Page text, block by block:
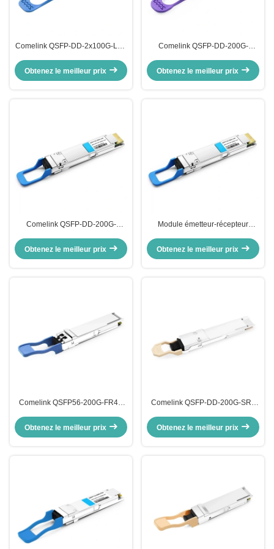
Comelink QSFP-DD-2x100G-LR4
LWDM4 10km Module émetteur-
récepteur optique duplex CS SMF
Obtenez le meilleur prix
Comelink QSFP-DD-200G-
CWDM4 10km Module émetteur-
récepteur optique SMF Dual CS
Obtenez le meilleur prix
Comelink QSFP-DD-200G-
CWDM4 2km CS SMF Module de
Obtenez le meilleur prix
Module émetteur-récepteur
200G-LR4 200G QSFP-DD LR4
PAM4 LWDM4 10km LC SMF
Obtenez le meilleur prix
Comelink QSFP56-200G-FR4S
CWDM4 2km LC SMF FEC
Module de récepteur optique
Obtenez le meilleur prix
Comelink QSFP-DD-200G-SR4
70m/100m OM3/OM4 MTP/MPO-
16 MMF Module de récepteur
Obtenez le meilleur prix